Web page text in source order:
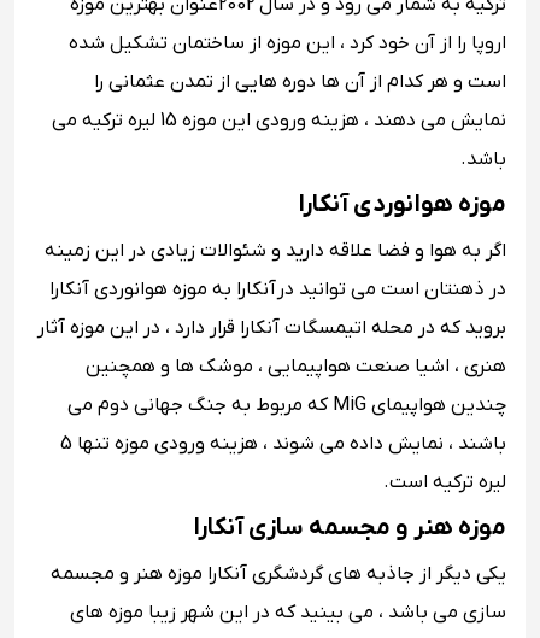
ترکیه به شمار می رود و در سال 2002عنوان بهترین موزه
اروپا را از آن خود کرد ، این موزه از ساختمان تشکیل شده
است و هر کدام از آن ها دوره هایی از تمدن عثمانی را
نمایش می دهند ، هزینه ورودی این موزه 15 لیره ترکیه می
باشد.
موزه هوانوردی آنکارا
اگر به هوا و فضا علاقه دارید و شئوالات زیادی در این زمینه
در ذهنتان است می توانید در آنکارا به موزه هوانوردی آنکارا
بروید که در محله اتیمسگات آنکارا قرار دارد ، در این موزه آثار
هنری ، اشیا صنعت هواپیمایی ، موشک ها و همچنین
چندین هواپیمای MiG که مربوط به جنگ جهانی دوم می
باشند ، نمایش داده می شوند ، هزینه ورودی موزه تنها 5
لیره ترکیه است.
موزه هنر و مجسمه سازی آنکارا
یکی دیگر از جاذبه های گردشگری آنکارا موزه هنر و مجسمه
سازی می باشد ، می بینید که در این شهر زیبا موزه های